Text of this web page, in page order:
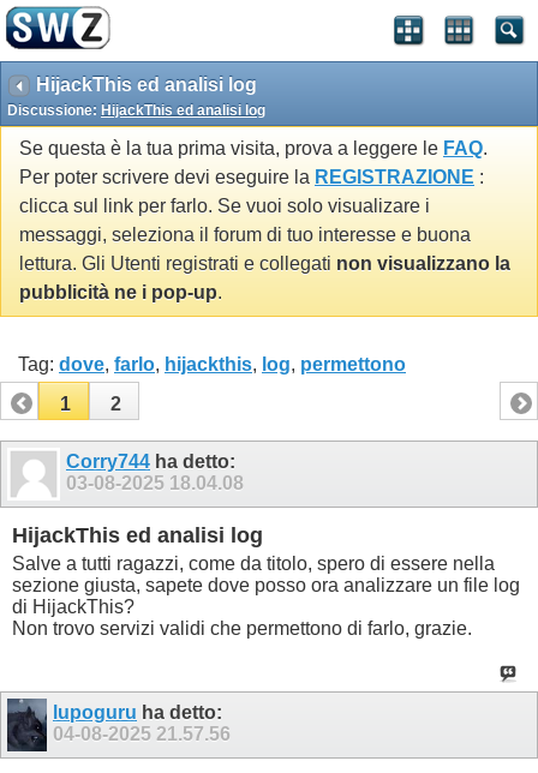
HijackThis ed analisi log
Discussione: HijackThis ed analisi log
Se questa è la tua prima visita, prova a leggere le FAQ.
Per poter scrivere devi eseguire la REGISTRAZIONE :
clicca sul link per farlo. Se vuoi solo visualizare i
messaggi, seleziona il forum di tuo interesse e buona
lettura. Gli Utenti registrati e collegati non visualizzano la
pubblicità ne i pop-up.
Tag: dove, farlo, hijackthis, log, permettono
1
2
Corry744 ha detto:
03-08-2025 18.04.08
HijackThis ed analisi log
Salve a tutti ragazzi, come da titolo, spero di essere nella
sezione giusta, sapete dove posso ora analizzare un file log
di HijackThis?
Non trovo servizi validi che permettono di farlo, grazie.
lupoguru ha detto:
04-08-2025 21.57.56